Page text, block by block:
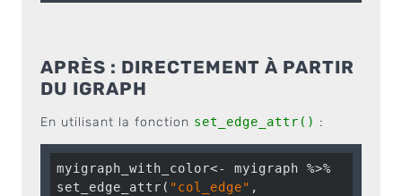
APRÈS : DIRECTEMENT À PARTIR
DU IGRAPH
En utilisant la fonction set_edge_attr() :
myigraph_with_color<- myigraph %>%
set_edge_attr( "col_edge" ,